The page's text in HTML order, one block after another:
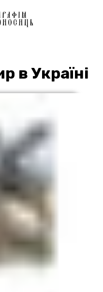
в Україні